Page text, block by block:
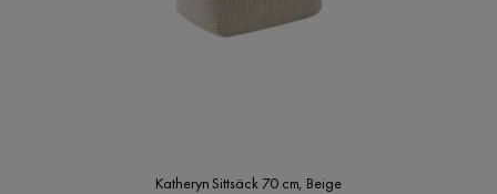
Katheryn Sittsäck 70 cm, Beige